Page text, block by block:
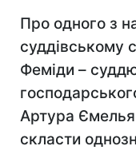
Про одного з
суддівському
Феміди –
Артура
скласти